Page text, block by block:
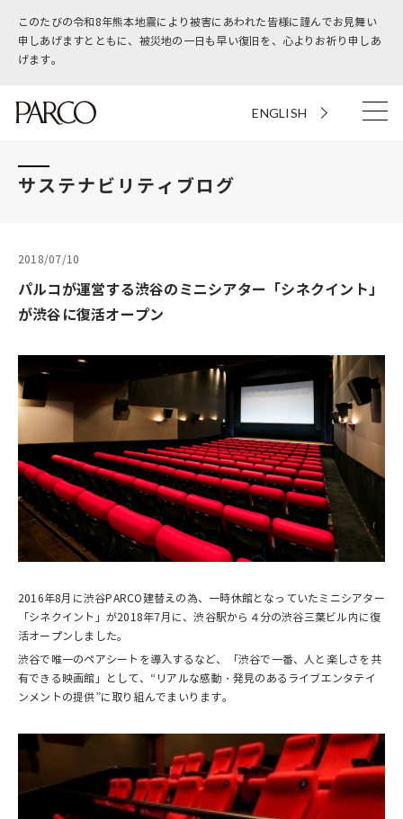
このたびの令和8年熊本地震により被害にあわれた皆様に謹んでお見舞い
申しあげますとともに、被災地の一日も早い復旧を、心よりお祈り申しあ
げます。
ENGLISH
サステナビリティブログ
2018/07/10
パルコが運営する渋谷のミニシアター「シネクイント」
が渋谷に復活オープン
2016年8月に渋谷PARCO建替えの為、一時休館となっていたミニシアター
「シネクイント」が2018年7月に、渋谷駅から４分の渋谷三葉ビル内に復
活オープンしました。
渋谷で唯一のペアシートを導入するなど、「渋谷で一番、人と楽しさを共
有できる映画館」として、“リアルな感動・発見のあるライブエンタテイ
ンメントの提供”に取り組んでまいります。